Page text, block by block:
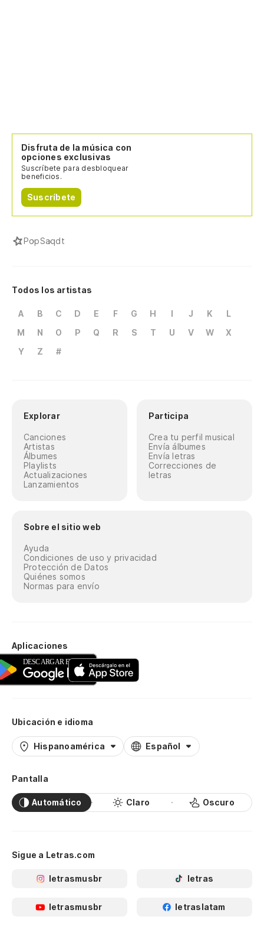
Disfruta de la música con
opciones exclusivas
Suscríbete para desbloquear
beneficios.
Suscríbete
PopSaqdt
Todos los artistas
A B C D E F G H I J K
L
M
N O P Q R S T U V W
X
Y
Z #
Explorar
Canciones
Artistas
Álbumes
Playlists
Actualizaciones
Lanzamientos
Participa
Crea tu perfil musical
Envía álbumes
Envía letras
Correcciones de
letras
Sobre el sitio web
Ayuda
Condiciones de uso y privacidad
Protección de Datos
Quiénes somos
Normas para envío
Aplicaciones
Ubicación e idioma
Hispanoamérica Español
Pantalla
Automático Claro Oscuro
Sigue a Letras.com
letrasmusbr letras
letrasmusbr letraslatam